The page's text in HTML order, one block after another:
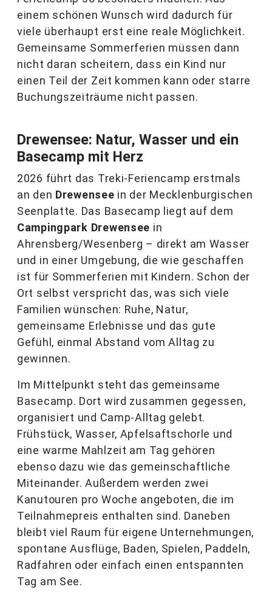
einem schönen Wunsch wird dadurch für
viele überhaupt erst eine reale Möglichkeit.
Gemeinsame Sommerferien müssen dann
nicht daran scheitern, dass ein Kind nur
einen Teil der Zeit kommen kann oder starre
Buchungszeiträume nicht passen.
Drewensee: Natur, Wasser und ein
Basecamp mit Herz
2026 führt das Treki-Feriencamp erstmals
an den Drewensee in der Mecklenburgischen
Seenplatte. Das Basecamp liegt auf dem
Campingpark Drewensee in
Ahrensberg/Wesenberg – direkt am Wasser
und in einer Umgebung, die wie geschaffen
ist für Sommerferien mit Kindern. Schon der
Ort selbst verspricht das, was sich viele
Familien wünschen: Ruhe, Natur,
gemeinsame Erlebnisse und das gute
Gefühl, einmal Abstand vom Alltag zu
gewinnen.
Im Mittelpunkt steht das gemeinsame
Basecamp. Dort wird zusammen gegessen,
organisiert und Camp-Alltag gelebt.
Frühstück, Wasser, Apfelsaftschorle und
eine warme Mahlzeit am Tag gehören
ebenso dazu wie das gemeinschaftliche
Miteinander. Außerdem werden zwei
Kanutouren pro Woche angeboten, die im
Teilnahmepreis enthalten sind. Daneben
bleibt viel Raum für eigene Unternehmungen,
spontane Ausflüge, Baden, Spielen, Paddeln,
Radfahren oder einfach einen entspannten
Tag am See.